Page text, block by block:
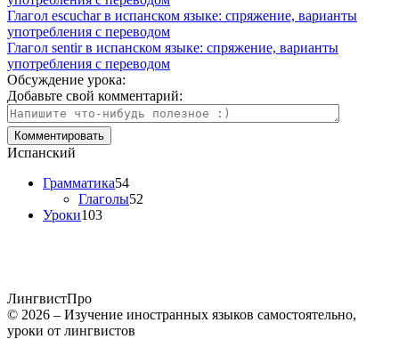
Глагол escuchar в испанском языке: спряжение, варианты
употребления с переводом
Глагол sentir в испанском языке: спряжение, варианты
употребления с переводом
Обсуждение урока:
Добавьте свой комментарий:
Испанский
Грамматика54
Глаголы52
Уроки103
ЛингвистПро
© 2026 – Изучение иностранных языков самостоятельно,
уроки от лингвистов